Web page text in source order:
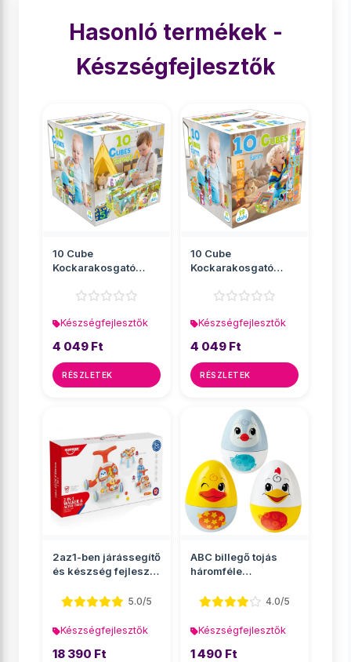
Hasonló termékek -
Készségfejlesztők
10 Cube
Kockarakosgató
Készségfejlesztők
4 049 Ft
RÉSZLETEK
10 Cube
Kockarakosgató
Készségfejlesztők
4 049 Ft
RÉSZLETEK
2az1-ben járássegítő
és készség fejlesztő
5.0/5
Készségfejlesztők
18 390 Ft
ABC billegő tojás
háromféle
Toys
4.0/5
Készségfejlesztők
1 490 Ft